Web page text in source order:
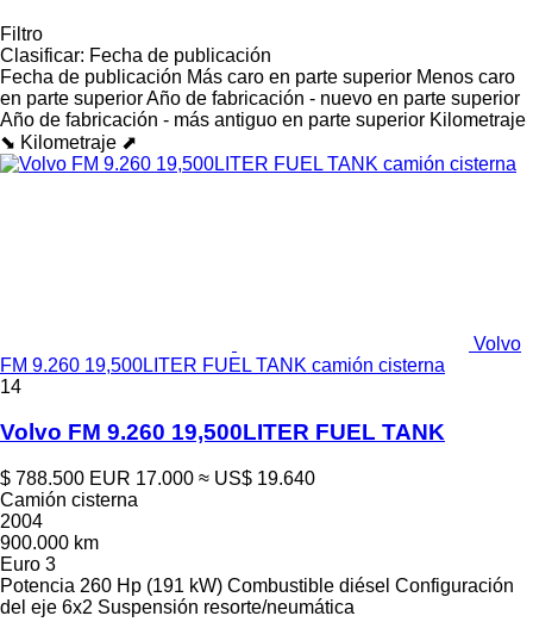
Filtro
Clasificar: Fecha de publicación
Fecha de publicación Más caro en parte superior Menos caro
en parte superiorAño de fabricación - nuevo en parte superior
Año de fabricación - más antiguo en parte superior Kilometraje
⬊ Kilometraje ⬈
Volvo
FM 9.260 19,500LITER FUEL TANK camión cisterna
14
Volvo FM 9.260 19,500LITER FUEL TANK
$ 788.500 EUR 17.000 ≈ US$ 19.640
Camión cisterna
2004
900.000 km
Euro 3
Potencia 260 Hp (191 kW) Combustible diésel Configuración
del eje 6x2 Suspensión resorte/neumática